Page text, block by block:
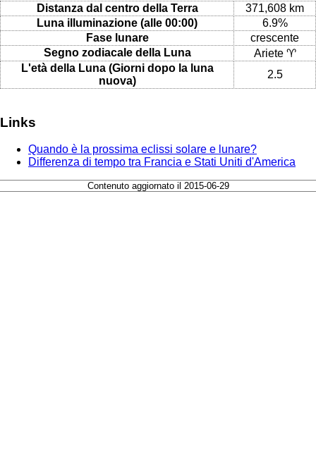
Distanza dal centro della Terra
371,608 km
Luna illuminazione (alle 00:00)
6.9%
Fase lunare
crescente
Segno zodiacale della Luna
Ariete ♈
L'età della Luna (Giorni dopo la luna
nuova)
2.5
Links
Quando è la prossima eclissi solare e lunare?
Differenza di tempo tra Francia e Stati Uniti d'America
Contenuto aggiornato il 2015-06-29